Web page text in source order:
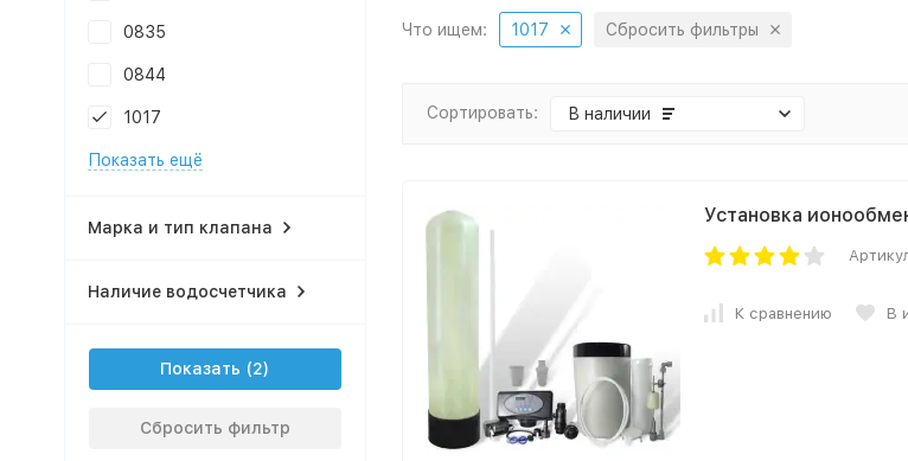
Что ищем: 1017 Сбросить фильтры
Сортировать: В наличии
Установка
К сравнению В
0835
0844
1017
Показать ещё
Марка и тип клапана
Наличие водосчетчика
Показать
Сбросить фильтр